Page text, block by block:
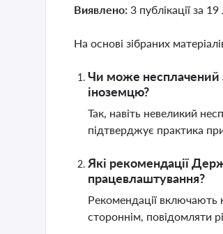
Виявлено: 3 публікації за
На основі зібраних
Чи може несплачений
іноземцю?
Так, навіть невеликий
підтверджує практика
Які рекомендації
працевлаштування?
Рекомендації включають
стороннім, повідомляти